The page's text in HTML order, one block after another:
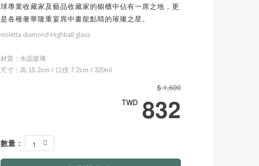
球專業收藏家及藝品收藏家的櫥櫃中佔有一席之地，更
是各種奢華隆重宴席中畫龍點睛的璀璨之星。
violetta diamond-Highball glass
材質：水晶玻璃
尺寸：高:15.2cm / 口徑:7.2cm / 320ml
$ 1,600
TWD 832
數量： 1